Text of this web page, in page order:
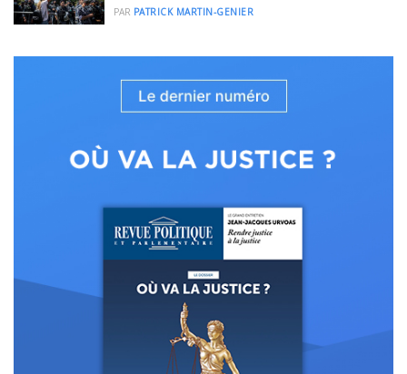
PAR PATRICK MARTIN-GENIER